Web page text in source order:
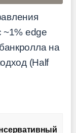
~1% edge
на
(Half